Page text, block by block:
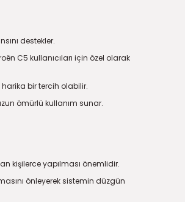
destekler.
C5 kullanıcıları için özel olarak
harika bir tercih olabilir.
ömürlü kullanım sunar.
kişilerce yapılması önemlidir.
önleyerek sistemin düzgün